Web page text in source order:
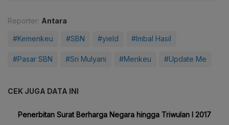
Reporter: Antara
#Kemenkeu #SBN #yield #Imbal Hasil
#Pasar SBN #Sri Mulyani #Menkeu #Update Me
CEK JUGA DATA INI